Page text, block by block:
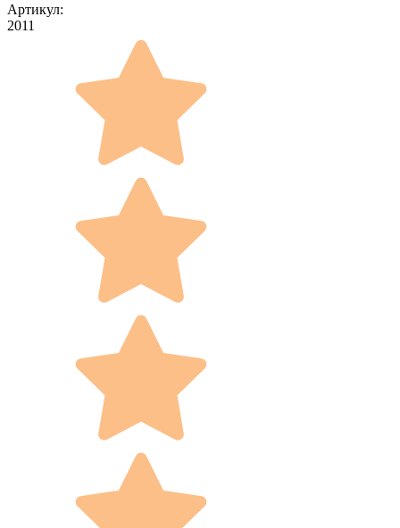
Артикул:
2011